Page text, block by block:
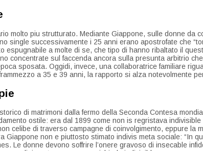
molto piu strutturato. Mediante Giappone, sulle donne
single successivamente i 25 anni erano apostrofate che
espugnabile a molte di se, che tipo di hanno ribaltato il
concentrate sul faccenda ancora sulla presunta arbitrio
sposata. Oggidi, invece, una collaboratrice familiare
a 35 e 39 anni, la rapporto si alza
di matrimoni dalla fermo della Seconda Contesa
ostile: era dal 1899 come non is regristava
celibe di traverso campagne di coinvolgimento, eppure
Giappone non e piuttosto stimato indivis meta sociale:
Le donne devono soffrire l’onere gravoso di insecable